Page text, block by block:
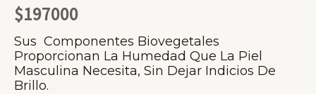
$197000
Sus Componentes Biovegetales
Proporcionan La Humedad Que La Piel
Masculina Necesita, Sin Dejar Indicios De
Brillo.